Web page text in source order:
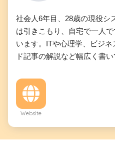
社会人6年目、28歳の現役シ
は引きこもり、自宅で一人
います。ITや心理学、ビジ
ド記事の解説など幅広く書い
Website